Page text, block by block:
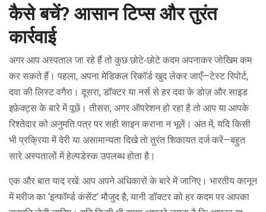
कैसे बचें? आसान टिप्स और तुरंत
कार्रवाई
अगर आप अस्पताल जा रहे हैं तो कुछ छोटे‑छोटे कदम अपनाकर जोखिम कम
कर सकते हैं। पहला, अपना मेडिकल रिकॉर्ड खुद लेकर जाएँ—टेस्ट रिपोर्ट,
दवा की लिस्ट वगैरा। दूसरा, डॉक्टर या नर्स से हर दवा के डोज़ और साइड
इफ़ेक्ट्स के बारे में पूछें। तीसरा, अगर ऑपरेशन हो रहा है तो आप या आपके
रिश्तेदार को अनुमति पत्र पर सही साइन कराना न भूलें। अंत में, यदि किसी
भी प्रक्रिया में देरी या असामान्यता दिखे तो तुरंत शिकायत दर्ज करें—बहुत
सारे अस्पतालों में हेल्पडेस्क उपलब्ध होता है।
एक और बात याद रखें: आप अपने अधिकारों के बारे में जानिए। भारतीय कानून
में मरीज का ‘इन्फॉर्म्ड कंसेंट’ मौजुद है, यानी डॉक्टर को हर कदम पर आपका